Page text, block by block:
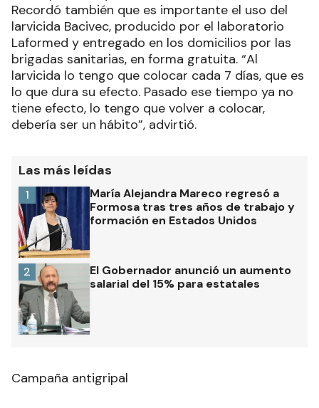
Recordó también que es importante el uso del
larvicida Bacivec, producido por el laboratorio
Laformed y entregado en los domicilios por las
brigadas sanitarias, en forma gratuita. “Al
larvicida lo tengo que colocar cada 7 días, que es
lo que dura su efecto. Pasado ese tiempo ya no
tiene efecto, lo tengo que volver a colocar,
debería ser un hábito”, advirtió.
Las más leídas
María Alejandra Mareco regresó a
Formosa tras tres años de trabajo y
formación en Estados Unidos
1
El Gobernador anunció un aumento
salarial del 15% para estatales
2
Campaña antigripal